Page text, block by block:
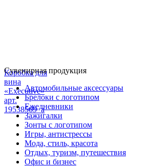
Коробка для
вина
«Executive»
арт.
19538569_a
Сувенирная продукция
Автомобильные аксессуары
Брелоки с логотипом
Ежедневники
Зажигалки
Зонты с логотипом
Игры, антистрессы
Мода, стиль, красота
Отдых, туризм, путешествия
Офис и бизнес